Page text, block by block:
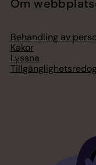
Om
Behandling av
Kakor
Lyssna